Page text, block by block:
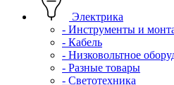
Электрика
- Инструменты и
- Кабель
- Низковольтное
- Разные товары
- Светотехника